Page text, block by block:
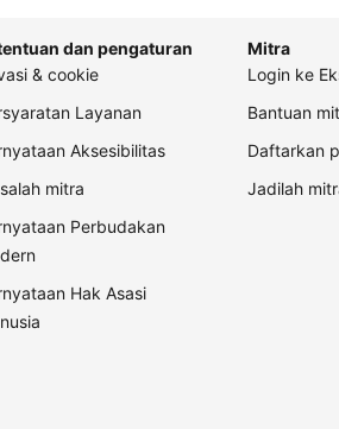
dan pengaturan
& cookie
Layanan
Aksesibilitas
mitra
Perbudakan
Hak Asasi
Mitra
Login ke
Bantuan
Daftarkan
Jadilah